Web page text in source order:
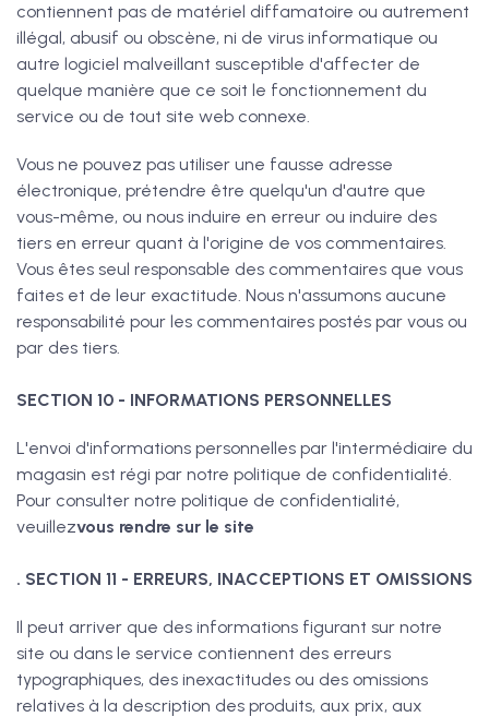
contiennent pas de matériel diffamatoire ou autrement
illégal, abusif ou obscène, ni de virus informatique ou
autre logiciel malveillant susceptible d'affecter de
quelque manière que ce soit le fonctionnement du
service ou de tout site web connexe.
Vous ne pouvez pas utiliser une fausse adresse
électronique, prétendre être quelqu'un d'autre que
vous-même, ou nous induire en erreur ou induire des
tiers en erreur quant à l'origine de vos commentaires.
Vous êtes seul responsable des commentaires que vous
faites et de leur exactitude. Nous n'assumons aucune
responsabilité pour les commentaires postés par vous ou
par des tiers.
SECTION 10 - INFORMATIONS PERSONNELLES
L'envoi d'informations personnelles par l'intermédiaire du
magasin est régi par notre politique de confidentialité.
Pour consulter notre politique de confidentialité,
veuillezvous rendre sur le site
. SECTION 11 - ERREURS, INACCEPTIONS ET OMISSIONS
Il peut arriver que des informations figurant sur notre
site ou dans le service contiennent des erreurs
typographiques, des inexactitudes ou des omissions
relatives à la description des produits, aux prix, aux